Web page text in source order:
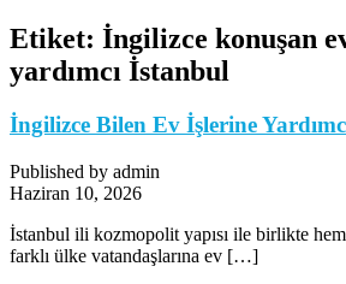
Etiket: İngilizce konuşan
yardımcı İstanbul
İngilizce Bilen Ev İşlerine
Published by admin
Haziran 10, 2026
İstanbul ili kozmopolit yapısı ile birlikte
farklı ülke vatandaşlarına ev […]